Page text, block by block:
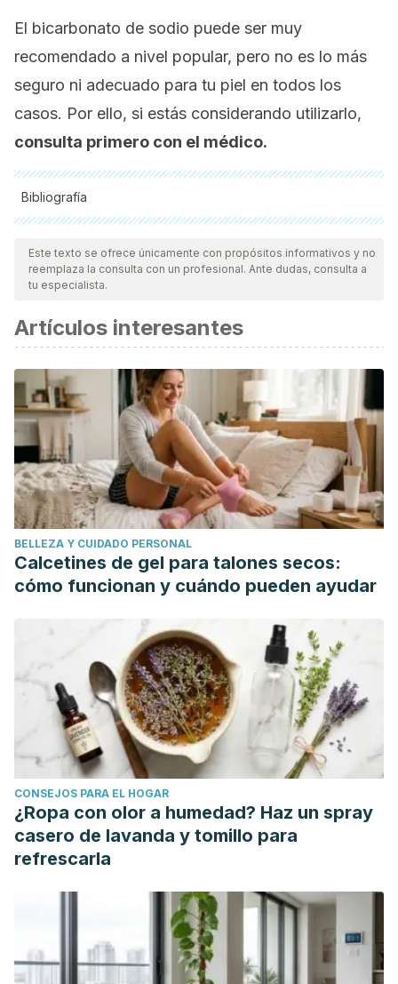
El bicarbonato de sodio puede ser muy
recomendado a nivel popular, pero no es lo más
seguro ni adecuado para tu piel en todos los
casos. Por ello, si estás considerando utilizarlo,
consulta primero con el médico.
Bibliografía
Todas las fuentes citadas fueron revisadas a profundidad por
nuestro equipo, para asegurar su calidad, confiabilidad,
vigencia y validez.La bibliografía de este artículo fue
científica.
American Academy of Dermatology Association. How to
safely exfoliate at home.
Pazyar N, Yaghoobi R, et al. Oatmeal in dermatology: a
brief review.
Indian Journal of Dermatology Venerology
and Leprology.
Marzo-Abril 2012. 78 (2): 142-5.
Rodan K, Fields K, et al. Skincare bootcamp: the evolving
role of skincare.PRS Global Open.Diciembre 2016. 4 (12
Suppl): e1152.
U. S. Food and Drug Administration. Code of Federal
Regulations. Title 21. Vol 5. 21CFR347. U. S. Department of
Health and Human Services. Marzo 2022.
Este texto se ofrece únicamente con propósitos informativos y no
reemplaza la consulta con un profesional. Ante dudas, consulta a
tu especialista.
Artículos interesantes
BELLEZA Y CUIDADO PERSONAL
Calcetines de gel para talones secos:
cómo funcionan y cuándo pueden ayudar
CONSEJOS PARA EL HOGAR
¿Ropa con olor a humedad? Haz un spray
casero de lavanda y tomillo para
refrescarla